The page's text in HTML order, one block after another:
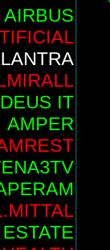
AIRBUS
IT
AMPER